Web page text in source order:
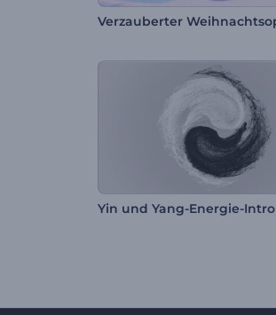
Yin und Yang-Energie-Intro